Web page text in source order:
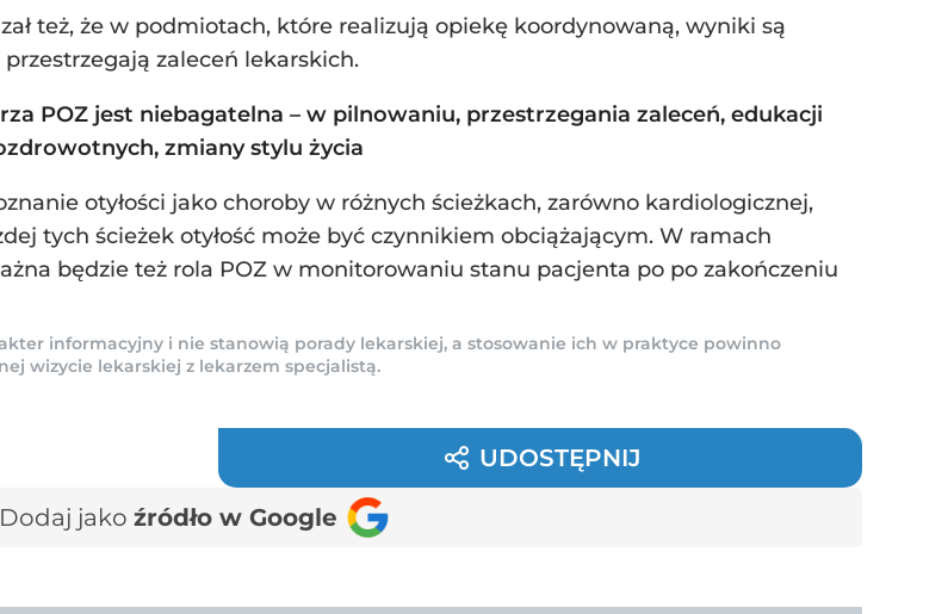
też, że w podmiotach, które realizują opiekę koordynowaną, wyniki są
zaleceń lekarskich.
POZ jest niebagatelna – w pilnowaniu, przestrzegania zaleceń, edukacji
zmiany stylu życia
otyłości jako choroby w różnych ścieżkach, zarówno kardiologicznej,
tych ścieżek otyłość może być czynnikiem obciążającym. W ramach
będzie też rola POZ w monitorowaniu stanu pacjenta po po zakończeniu
informacyjny i nie stanowią porady lekarskiej, a stosowanie ich w praktyce powinno
wizycie lekarskiej z lekarzem specjalistą.
UDOSTĘPNIJ
Dodaj jako źródło w Google